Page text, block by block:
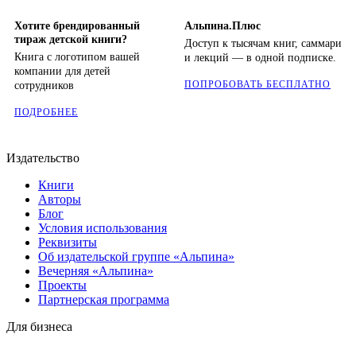
Хотите брендированный
тираж детской книги?
Книга с логотипом вашей
компании для детей
сотрудников
ПОДРОБНЕЕ
Альпина.Плюс
Доступ к тысячам книг, саммари
и лекций — в одной подписке.
ПОПРОБОВАТЬ БЕСПЛАТНО
Издательство
Книги
Авторы
Блог
Условия использования
Реквизиты
Об издательской группе «Альпина»
Вечерняя «Альпина»
Проекты
Партнерская программа
Для бизнеса